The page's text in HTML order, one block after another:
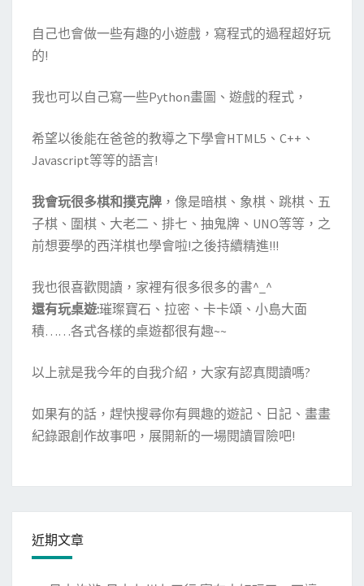
自己也會做一些有趣的小遊戲，寫程式的過程超好玩
的!
我也可以自己寫一些Python畫圖、遊戲的程式，
希望以後能在爸爸的教導之下學會HTML5、C++、
Javascript等等的語言!
我會玩很多棋和撲克牌 ，像是暗棋、象棋、跳棋、五
子棋、圍棋、大老二、排七、抽鬼牌、UNO等等，之
前想要學的西洋棋也學會啦!之後持續精進!!!
我也很喜歡閱讀，家裡有很多很多的書^_^
還有玩桌遊:璀璨寶石、拉密、卡卡頌、小島大面
積……各式各樣的桌遊都很有趣~~
以上就是我今年的自我介紹，大家有認真閱讀嗎?
如果有的話，趕快搜尋你有興趣的遊記、日記、畫畫
紀錄跟創作故事吧，展開新的一場閱讀冒險吧!
近期文章